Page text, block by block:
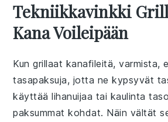
Tekniikkavinkki
Kana Voileipään
Kun grillaat kanafileitä, varmista,
tasapaksuja, jotta ne kypsyvät
käyttää lihanuijaa tai kaulinta
paksummat kohdat. Näin vältät